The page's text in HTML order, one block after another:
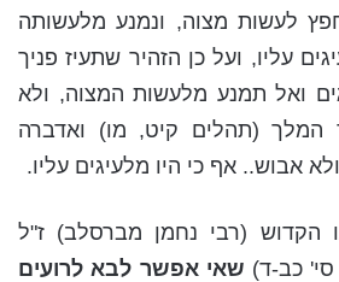
לעשות מצוה, ונמנע מלעשותה
עליו, ועל כן הזהיר שתעיז פניך
ואל תמנע מלעשות המצוה, ולא
המלך (תהלים קיט, מו) ואדברה
אבוש.. אף כי היו מלעיגים עליו.
הקדוש (רבי נחמן מברסלב) ז"ל
כב-ד) שאי אפשר לבא לרועים